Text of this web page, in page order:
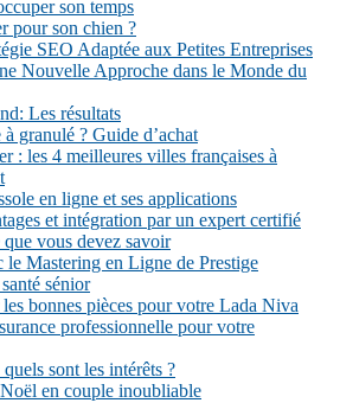
son temps
pour son chien ?
SEO Adaptée aux Petites Entreprises
Nouvelle Approche dans le Monde du
Les résultats
granulé ? Guide d’achat
: les 4 meilleures villes françaises à
en ligne et ses applications
et intégration par un expert certifié
vous devez savoir
le Mastering en Ligne de Prestige
sénior
bonnes pièces pour votre Lada Niva
professionnelle pour votre
sont les intérêts ?
en couple inoubliable